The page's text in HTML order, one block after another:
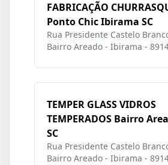
FABRICAÇÃO
Ponto Chic Ibirama SC
Rua Presidente Castelo
Bairro Areado - Ibirama -
TEMPER GLASS VIDROS
TEMPERADOS Bairro
SC
Rua Presidente Castelo
Bairro Areado - Ibirama -